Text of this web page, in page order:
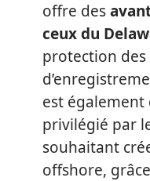
offre des
ceux du
protection
est également
privilégié par
souhaitant
offshore,